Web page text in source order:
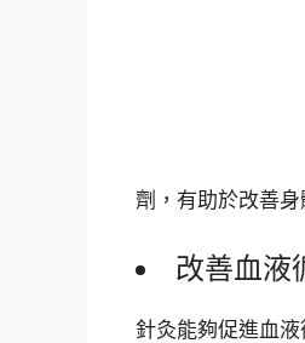
劑，有助於改善身
改善血液
針灸能夠促進血